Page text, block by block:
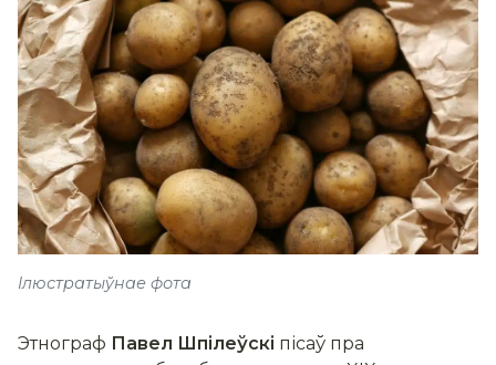
Ілюстратыўнае фота
Этнограф Павел Шпілеўскі пісаў пра